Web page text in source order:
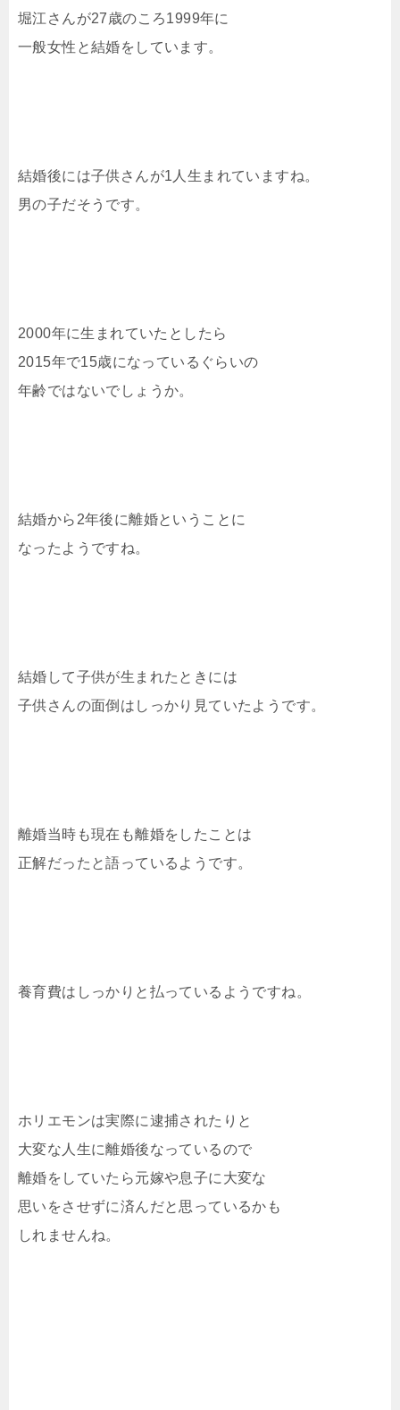
堀江さんが27歳のころ1999年に
一般女性と結婚をしています。
結婚後には子供さんが1人生まれていますね。
男の子だそうです。
2000年に生まれていたとしたら
2015年で15歳になっているぐらいの
年齢ではないでしょうか。
結婚から2年後に離婚ということに
なったようですね。
結婚して子供が生まれたときには
子供さんの面倒はしっかり見ていたようです。
離婚当時も現在も離婚をしたことは
正解だったと語っているようです。
養育費はしっかりと払っているようですね。
ホリエモンは実際に逮捕されたりと
大変な人生に離婚後なっているので
離婚をしていたら元嫁や息子に大変な
思いをさせずに済んだと思っているかも
しれませんね。